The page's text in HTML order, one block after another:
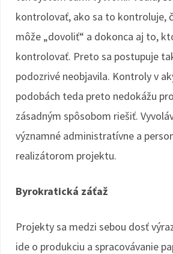
kontrolovať, ako sa to kontroluje,
môže „dovoliť“ a dokonca aj to,
kontrolovať. Preto sa postupuje
podozrivé neobjavila. Kontroly v
podobách teda preto nedokážu
zásadným spôsobom riešiť.
významné administratívne a
realizátorom projektu.
Byrokratická záťaž
Projekty sa medzi sebou dosť
ide o produkciu a spracovávanie